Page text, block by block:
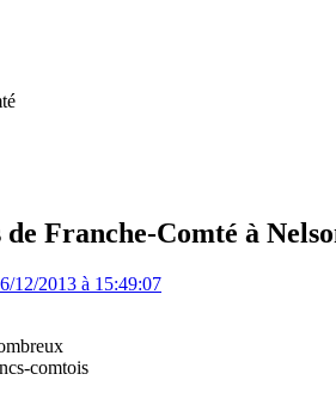
de Franche-Comté à
12/2013 à 15:49:07
comtois